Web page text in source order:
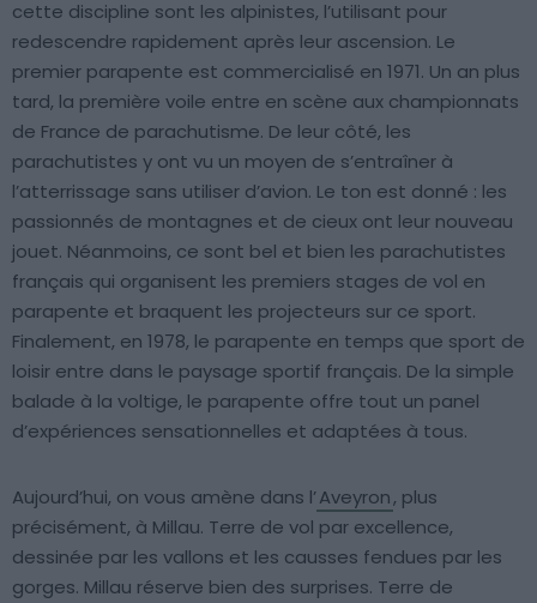
cette discipline sont les alpinistes, l’utilisant pour
redescendre rapidement après leur ascension. Le
premier parapente est commercialisé en 1971. Un an plus
tard, la première voile entre en scène aux championnats
de France de parachutisme. De leur côté, les
parachutistes y ont vu un moyen de s’entraîner à
l’atterrissage sans utiliser d’avion. Le ton est donné : les
passionnés de montagnes et de cieux ont leur nouveau
jouet. Néanmoins, ce sont bel et bien les parachutistes
français qui organisent les premiers stages de vol en
parapente et braquent les projecteurs sur ce sport.
Finalement, en 1978, le parapente en temps que sport de
loisir entre dans le paysage sportif français. De la simple
balade à la voltige, le parapente offre tout un panel
d’expériences sensationnelles et adaptées à tous.
Aujourd’hui, on vous amène dans l’Aveyron, plus
précisément, à Millau. Terre de vol par excellence,
dessinée par les vallons et les causses fendues par les
gorges. Millau réserve bien des surprises. Terre de